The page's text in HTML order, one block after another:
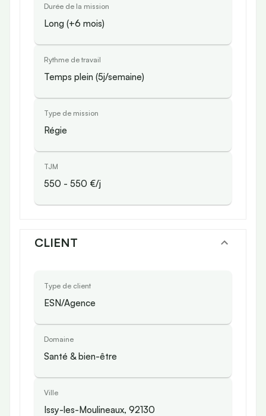
Durée de la mission
Long (+6 mois)
Rythme de travail
Temps plein (5j/semaine)
Type de mission
Régie
TJM
550 - 550 €/j
CLIENT
Type de client
ESN/Agence
Domaine
Santé & bien-être
Ville
Issy-les-Moulineaux, 92130